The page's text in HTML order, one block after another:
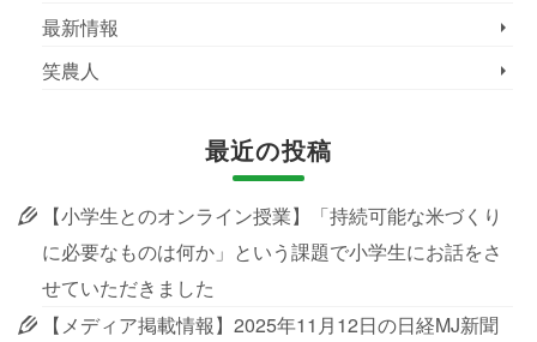
最新情報
笑農人
最近の投稿
【小学生とのオンライン授業】「持続可能な米づくり
に必要なものは何か」という課題で小学生にお話をさ
せていただきました
【メディア掲載情報】2025年11月12日の日経MJ新聞